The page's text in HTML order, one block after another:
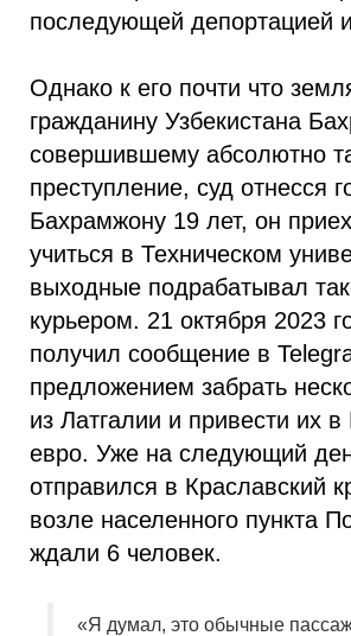
последующей депортацией
Однако к его почти что
гражданину Узбекистана
совершившему абсолютно
преступление, суд отнесся
Бахрамжону 19 лет, он
учиться в Техническом
выходные подрабатывал
курьером. 21 октября 2023
получил сообщение в
предложением забрать
из Латгалии и привести их в
евро. Уже на следующий
отправился в Краславский
возле населенного пункта
ждали 6 человек.
«Я думал, это обычные